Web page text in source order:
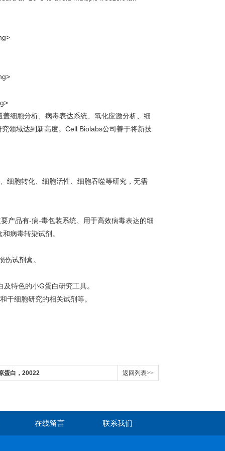
细胞分析、病毒表达系统、氧化应激分析、细
领域达到新高度。 Cell Biolabs公司善于将新技
细胞转化、细胞活性、细胞吞噬等研究，无需
产品有-病-毒包装系统、用于高效病毒表达的细
病毒转染试剂。
伤试剂盒。
及特色的小G蛋白研究工具。
干细胞研究的相关试剂等。
蛋白，20022 返回列表>>
在线留言 联系我们